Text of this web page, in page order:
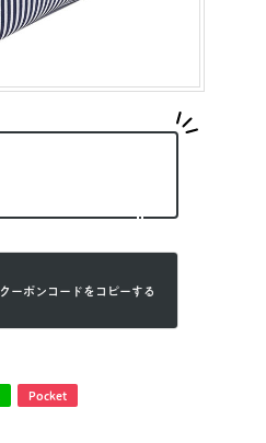
クーポンコードを コピーする
Pocket